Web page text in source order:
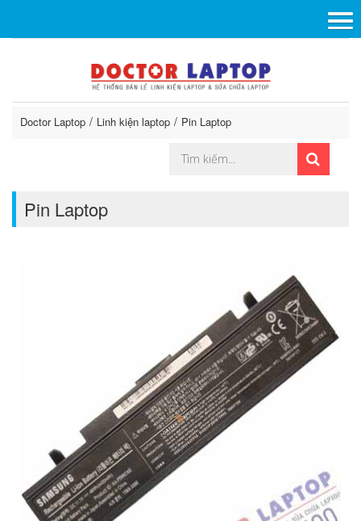
Doctor Laptop Linh kiện laptop Pin Laptop
Pin Laptop